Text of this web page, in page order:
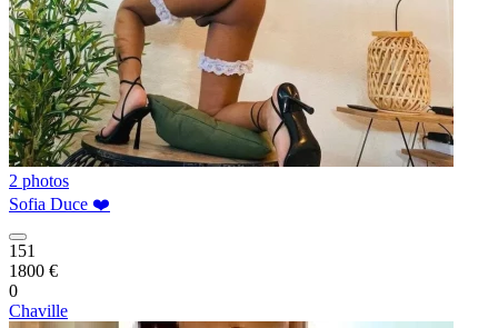
2 photos
Sofia Duce ❤️
151
1800 €
0
Chaville